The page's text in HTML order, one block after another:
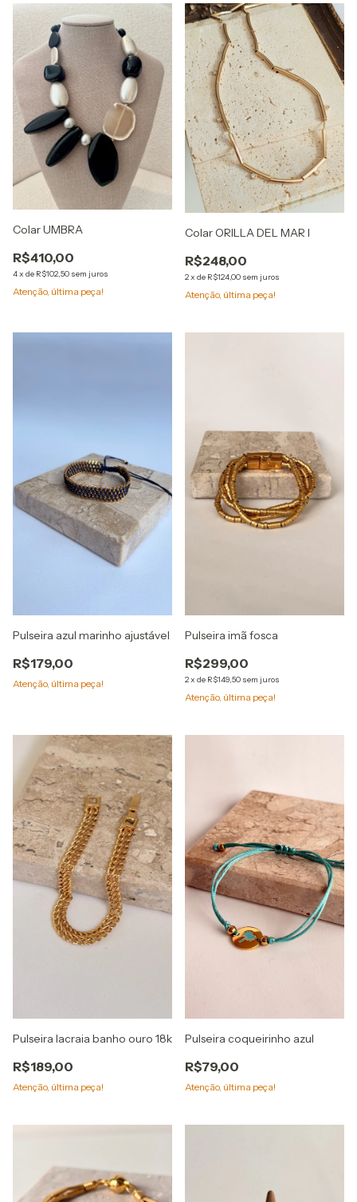
Colar UMBRA
R$410,00
4x de R$102,50 sem juros
Atenção, última peça!
Colar ORILLA DEL MAR I
R$248,00
2x de R$124,00 sem juros
Atenção, última peça!
Pulseira azul marinho ajustável
R$179,00
Atenção, última peça!
Pulseira imã fosca
R$299,00
2x de R$149,50 sem juros
Atenção, última peça!
Pulseira lacraia banho ouro 18k
R$189,00
Atenção, última peça!
Pulseira coqueirinho azul
R$79,00
Atenção, última peça!